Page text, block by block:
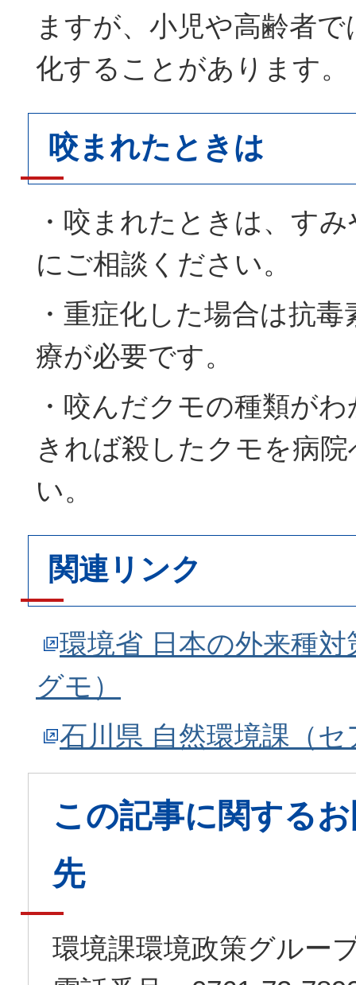
ますが、小児や高齢者
化することがあります。
咬まれたときは
・咬まれたときは、す
にご相談ください。
・重症化した場合は抗
療が必要です。
・咬んだクモの種類が
きれば殺したクモを病
い。
関連リンク
環境省 日本の外来種
グモ）
石川県 自然環境課（
この記事に関する
先
環境課環境政策グルー